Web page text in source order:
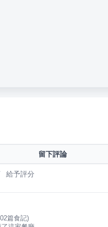
留下評論
給予評分
篇食記)